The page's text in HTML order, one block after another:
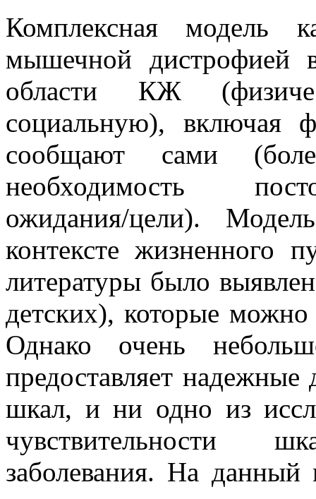
Комплексная модель
мышечной дистрофией
области КЖ
социальную), включая
сообщают сами
необходимость
ожидания/цели).
контексте жизненного
литературы было
детских), которые
Однако очень
предоставляет
шкал, и ни одно из
чувствительности
заболевания. На данный